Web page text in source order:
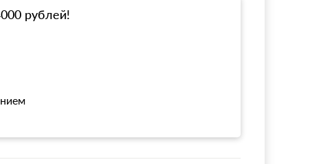
рублей!